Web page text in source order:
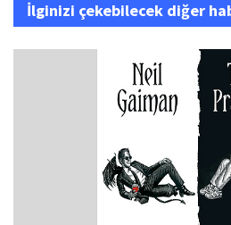
İlginizi çekebilecek diğer